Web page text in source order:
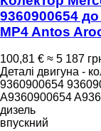
9360900654
MP4 Antos
100,81 € ≈ 5 187
Деталі двигуна -
9360900654
A9360900654
дизель
впускний